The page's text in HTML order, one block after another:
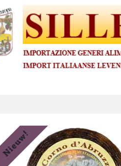
Nieuw!